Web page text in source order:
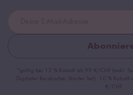
*gültig bei 15 % Rabatt ab 99 €/CHF (exkl.
Digitaler Reiskocher Starter Set), 10 %
€/CHF